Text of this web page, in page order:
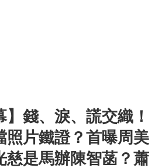
】錢、淚、謊交織！
照片鐵證？首曝周美
慈是馬辦陳智菡？蕭